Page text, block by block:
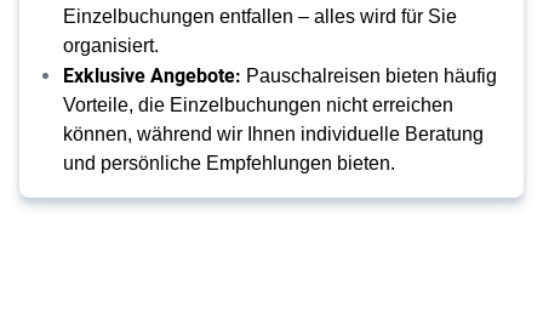
Einzelbuchungen entfallen – alles wird für Sie
organisiert.
Exklusive Angebote: Pauschalreisen bieten häufig
Vorteile, die Einzelbuchungen nicht erreichen
können, während wir Ihnen individuelle Beratung
und persönliche Empfehlungen bieten.